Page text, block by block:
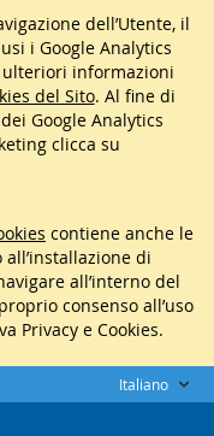
dell’Utente, il
i Google Analytics
ulteriori informazioni
del Sito. Al fine di
Google Analytics
clicca su
contiene anche le
di
all’interno del
consenso all’uso
Privacy e Cookies.
Italiano